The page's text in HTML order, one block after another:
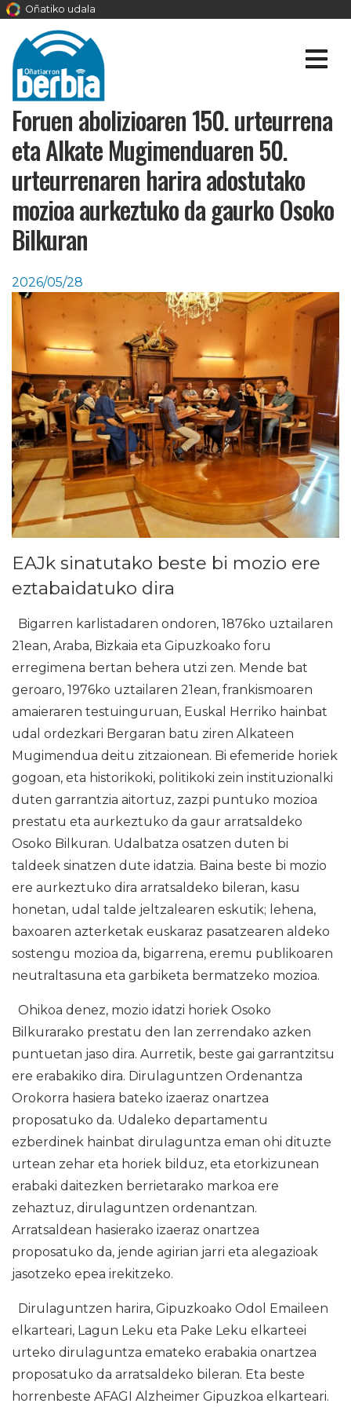
Oñatiko udala
Foruen abolizioaren 150. urteurrena
eta Alkate Mugimenduaren 50.
urteurrenaren harira adostutako
mozioa aurkeztuko da gaurko Osoko
Bilkuran
2026/05/28
EAJk sinatutako beste bi mozio ere
eztabaidatuko dira
Bigarren karlistadaren ondoren, 1876ko uztailaren
21ean, Araba, Bizkaia eta Gipuzkoako foru
erregimena bertan behera utzi zen. Mende bat
geroaro, 1976ko uztailaren 21ean, frankismoaren
amaieraren testuinguruan, Euskal Herriko hainbat
udal ordezkari Bergaran batu ziren Alkateen
Mugimendua deitu zitzaionean. Bi efemeride horiek
gogoan, eta historikoki, politikoki zein instituzionalki
duten garrantzia aitortuz, zazpi puntuko mozioa
prestatu eta aurkeztuko da gaur arratsaldeko
Osoko Bilkuran. Udalbatza osatzen duten bi
taldeek sinatzen dute idatzia. Baina beste bi mozio
ere aurkeztuko dira arratsaldeko bileran, kasu
honetan, udal talde jeltzalearen eskutik; lehena,
baxoaren azterketak euskaraz pasatzearen aldeko
sostengu mozioa da, bigarrena, eremu publikoaren
neutraltasuna eta garbiketa bermatzeko mozioa.
Ohikoa denez, mozio idatzi horiek Osoko
Bilkurarako prestatu den lan zerrendako azken
puntuetan jaso dira. Aurretik, beste gai garrantzitsu
ere erabakiko dira. Dirulaguntzen Ordenantza
Orokorra hasiera bateko izaeraz onartzea
proposatuko da. Udaleko departamentu
ezberdinek hainbat dirulaguntza eman ohi dituzte
urtean zehar eta horiek bilduz, eta etorkizunean
erabaki daitezken berrietarako markoa ere
zehaztuz, dirulaguntzen ordenantzan.
Arratsaldean hasierako izaeraz onartzea
proposatuko da, jende agirian jarri eta alegazioak
jasotzeko epea irekitzeko.
Dirulaguntzen harira, Gipuzkoako Odol Emaileen
elkarteari, Lagun Leku eta Pake Leku elkarteei
urteko dirulaguntza emateko erabakia onartzea
proposatuko da arratsaldeko bileran. Eta beste
horrenbeste AFAGI Alzheimer Gipuzkoa elkarteari.